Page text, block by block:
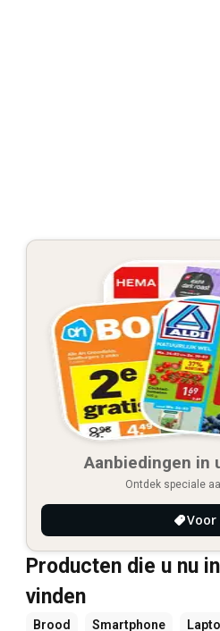
Aanbiedingen in
Ontdek speciale
Voor
Producten die u nu
vinden
Brood Smartphone